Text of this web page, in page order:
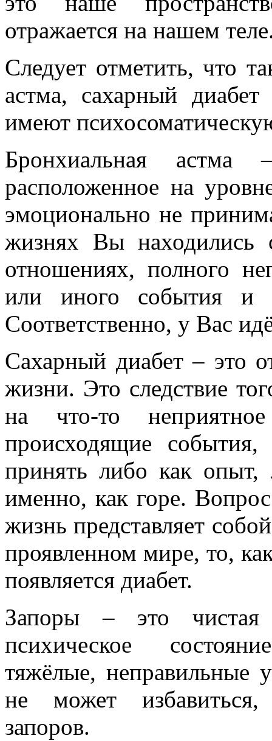
отражается на нашем
Следует отметить, что
астма, сахарный
имеют
Бронхиальная
расположенное на
эмоционально не
жизнях Вы находились
отношениях, полного
или иного события и
Соответственно, у Вас
Сахарный диабет – это
жизни. Это следствие
на что-то
происходящие
принять либо как опыт,
именно, как горе.
жизнь представляет
проявленном мире, то,
появляется диабет.
Запоры – это чистая
психическое
тяжёлые, неправильные
не может избавиться,
запоров.